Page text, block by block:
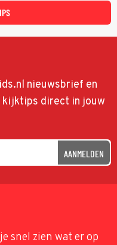
nieuwsbrief en
kijktips direct in jouw
AANMELDEN
snel zien wat er op